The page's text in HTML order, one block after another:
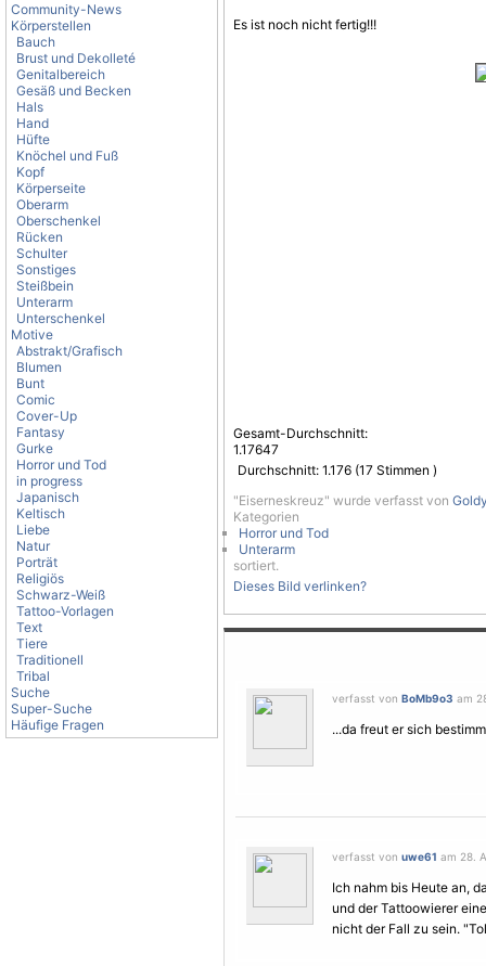
Community-News
Körperstellen
Bauch
Brust und Dekolleté
Genitalbereich
Gesäß und Becken
Hals
Hand
Hüfte
Knöchel und Fuß
Kopf
Körperseite
Oberarm
Oberschenkel
Rücken
Schulter
Sonstiges
Steißbein
Unterarm
Unterschenkel
Motive
Abstrakt/Grafisch
Blumen
Bunt
Comic
Cover-Up
Fantasy
Gurke
Horror und Tod
in progress
Japanisch
Keltisch
Liebe
Natur
Porträt
Religiös
Schwarz-Weiß
Tattoo-Vorlagen
Text
Tiere
Traditionell
Tribal
Suche
Super-Suche
Häufige Fragen
Es ist noch nicht fertig!!!
Gesamt-Durchschnitt:
1.17647
Durchschnitt: 1.176 (17 Stimmen )
"Eiserneskreuz" wurde verfasst von
Kategorien
Horror und Tod
Unterarm
sortiert.
Dieses Bild verlinken?
verfasst von BoMb9o3 am
...da freut er sich
verfasst von uwe61 am 28.
Ich nahm bis Heute an,
und der Tattoowierer
nicht der Fall zu sein.